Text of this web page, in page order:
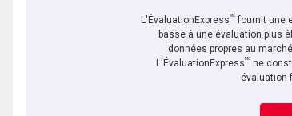
L'ÉvaluationExpressMC fournit une
basse à une évaluation plus
données propres au
L'ÉvaluationExpressMC ne
évaluation